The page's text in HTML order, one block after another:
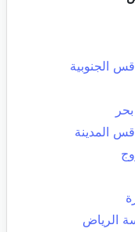
الجنوبية
المدينة
الرياض